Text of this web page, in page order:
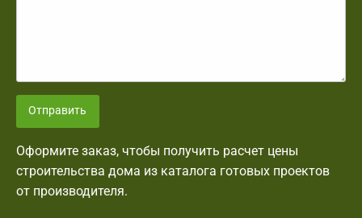
Отправить
Оформите заказ, чтобы получить расчет цены
строительства дома из каталога готовых проектов
от производителя.